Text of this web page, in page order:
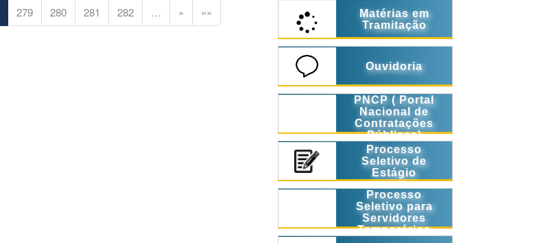
279 280 281 282 … » »»
Matérias em
Tramitação
Ouvidoria
PNCP ( Portal
Nacional de
Contratações
Públicas)
Processo
Seletivo de
Estágio
Processo
Seletivo para
Servidores
Temporários